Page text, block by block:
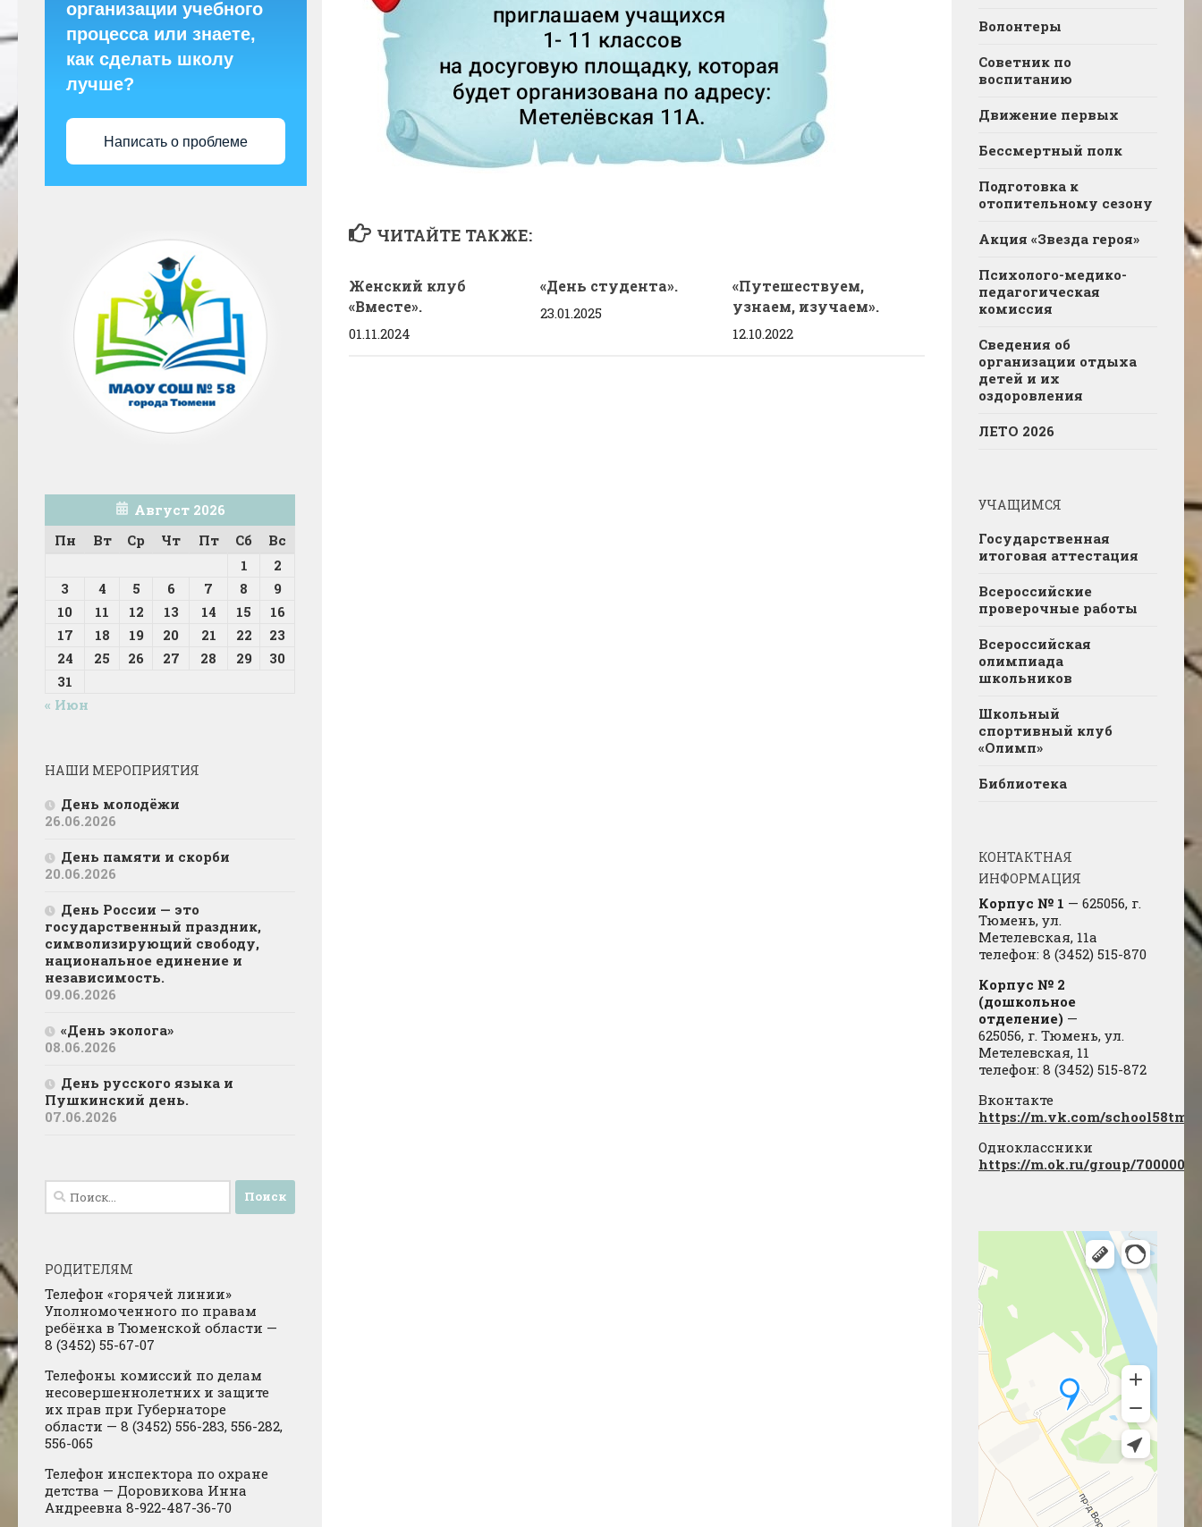
ЧИТАЙТЕ ТАКЖЕ:
Женский клуб
«Вместе».
01.11.2024
«День студента».
23.01.2025
«Путешествуем,
узнаем, изучаем».
12.10.2022
организации учебного
процесса или знаете,
как сделать школу
лучше?
Написать о проблеме
Август 2026
Пн
Вт Ср Чт Пт Сб
Вс
1
2
3
4 5 6 7 8
9
10
11 12 13 14 15
16
17
18 19 20 21 22
23
24
25 26 27 28 29
30
31
« Июн
НАШИ МЕРОПРИЯТИЯ
День молодёжи
26.06.2026
День памяти и скорби
20.06.2026
День России — это
государственный праздник,
символизирующий свободу,
национальное единение и
независимость.
09.06.2026
«День эколога»
08.06.2026
День русского языка и
Пушкинский день.
07.06.2026
Найти:
РОДИТЕЛЯМ
Телефон «горячей линии»
Уполномоченного по правам
ребёнка в Тюменской области —
8 (3452) 55-67-07
Телефоны комиссий по делам
несовершеннолетних и защите
их прав при Губернаторе
области — 8 (3452) 556-283, 556-282,
556-065
Телефон инспектора по охране
детства — Доровикова Инна
Андреевна 8-922-487-36-70
Волонтеры
Советник по
воспитанию
Движение первых
Бессмертный полк
Подготовка к
отопительному сезону
Акция «Звезда героя»
Психолого-медико-
педагогическая
комиссия
Сведения об
организации отдыха
детей и их
оздоровления
ЛЕТО 2026
УЧАЩИМСЯ
Государственная
итоговая аттестация
Всероссийские
проверочные работы
Всероссийская
олимпиада
школьников
Школьный
спортивный клуб
«Олимп»
Библиотека
КОНТАКТНАЯ
ИНФОРМАЦИЯ
Корпус № 1 — 625056, г.
Тюмень, ул.
Метелевская, 11а
телефон: 8 (3452) 515-870
Корпус № 2
(дошкольное
отделение) —
625056, г. Тюмень, ул.
Метелевская, 11
телефон: 8 (3452) 515-872
Вконтакте
https://m.vk.com/school58tmn
Одноклассники
https://m.ok.ru/group/